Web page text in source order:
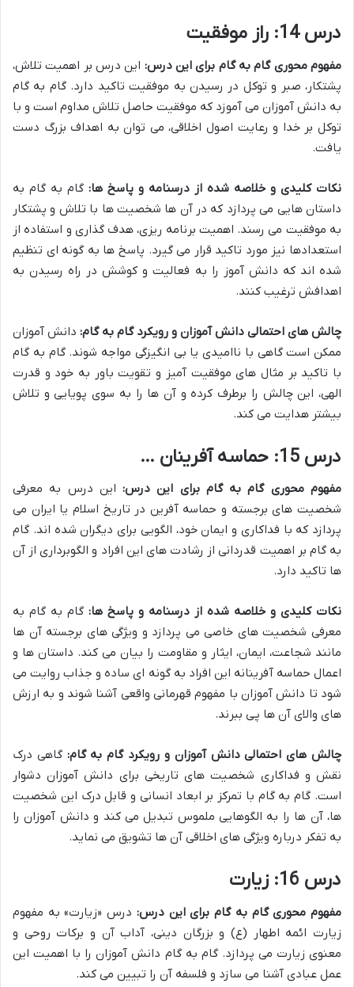
درس 14: راز موفقیت
مفهوم محوری گام به گام برای این درس: این درس بر اهمیت تلاش،
پشتکار، صبر و توکل در رسیدن به موفقیت تاکید دارد. گام به گام
به دانش آموزان می آموزد که موفقیت حاصل تلاش مداوم است و با
توکل بر خدا و رعایت اصول اخلاقی، می توان به اهداف بزرگ دست
یافت.
نکات کلیدی و خلاصه شده از درسنامه و پاسخ ها: گام به گام به
داستان هایی می پردازد که در آن ها شخصیت ها با تلاش و پشتکار
به موفقیت می رسند. اهمیت برنامه ریزی، هدف گذاری و استفاده از
استعدادها نیز مورد تاکید قرار می گیرد. پاسخ ها به گونه ای تنظیم
شده اند که دانش آموز را به فعالیت و کوشش در راه رسیدن به
اهدافش ترغیب کنند.
چالش های احتمالی دانش آموزان و رویکرد گام به گام: دانش آموزان
ممکن است گاهی با ناامیدی یا بی انگیزگی مواجه شوند. گام به گام
با تاکید بر مثال های موفقیت آمیز و تقویت باور به خود و قدرت
الهی، این چالش را برطرف کرده و آن ها را به سوی پویایی و تلاش
بیشتر هدایت می کند.
درس 15: حماسه آفرینان …
مفهوم محوری گام به گام برای این درس:این درس به معرفی
شخصیت های برجسته و حماسه آفرین در تاریخ اسلام یا ایران می
پردازد که با فداکاری و ایمان خود، الگویی برای دیگران شده اند. گام
به گام بر اهمیت قدردانی از رشادت های این افراد و الگوبرداری از آن
ها تاکید دارد.
نکات کلیدی و خلاصه شده از درسنامه و پاسخ ها: گام به گام به
معرفی شخصیت های خاصی می پردازد و ویژگی های برجسته آن ها
مانند شجاعت، ایمان، ایثار و مقاومت را بیان می کند. داستان ها و
اعمال حماسه آفرینانه این افراد به گونه ای ساده و جذاب روایت می
شود تا دانش آموزان با مفهوم قهرمانی واقعی آشنا شوند و به ارزش
های والای آن ها پی ببرند.
چالش های احتمالی دانش آموزان و رویکرد گام به گام: گاهی درک
نقش و فداکاری شخصیت های تاریخی برای دانش آموزان دشوار
است. گام به گام با تمرکز بر ابعاد انسانی و قابل درک این شخصیت
ها، آن ها را به الگوهایی ملموس تبدیل می کند و دانش آموزان را
به تفکر درباره ویژگی های اخلاقی آن ها تشویق می نماید.
درس 16: زیارت
مفهوم محوری گام به گام برای این درس: درس «زیارت» به مفهوم
زیارت ائمه اطهار (ع) و بزرگان دینی، آداب آن و برکات روحی و
معنوی زیارت می پردازد. گام به گام دانش آموزان را با اهمیت این
عمل عبادی آشنا می سازد و فلسفه آن را تبیین می کند.